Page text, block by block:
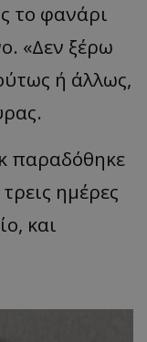
το φανάρι
«Δεν ξέρω
ή άλλως,
παραδόθηκε
ημέρες
και